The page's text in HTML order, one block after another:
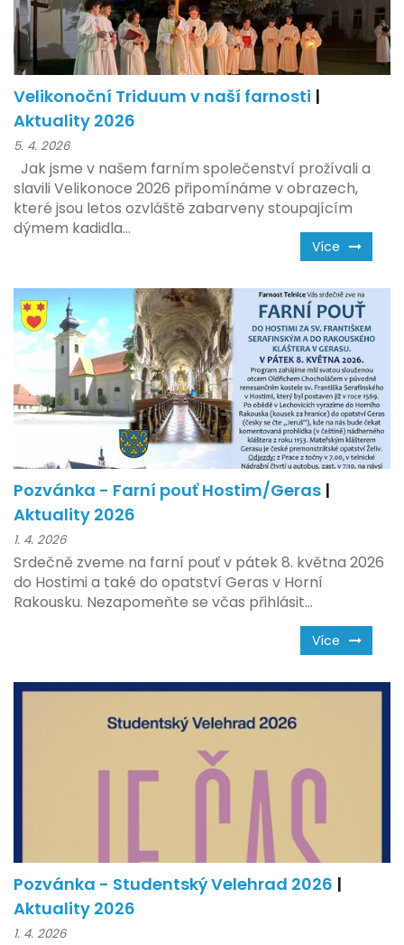
Velikonoční Triduum v naší farnosti |
Aktuality 2026
5. 4. 2026
Jak jsme v našem farním společenství prožívali a
slavili Velikonoce 2026 připomínáme v obrazech,
které jsou letos ozvláště zabarveny stoupajícím
dýmem kadidla...
Více
Pozvánka - Farní pouť Hostim/Geras |
Aktuality 2026
1. 4. 2026
Srdečně zveme na farní pouť v pátek 8. května 2026
do Hostimi a také do opatství Geras v Horní
Rakousku. Nezapomeňte se včas přihlásit...
Více
Pozvánka - Studentský Velehrad 2026 |
Aktuality 2026
1. 4. 2026